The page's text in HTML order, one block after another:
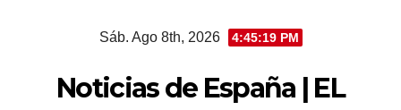
Sáb. Ago 8th, 2026 4:45:20 PM
Noticias de España | EL